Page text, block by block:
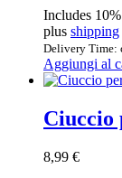
Includes
plus shipping
Delivery Time:
Aggiungi al
Ciuccio
8,99 €